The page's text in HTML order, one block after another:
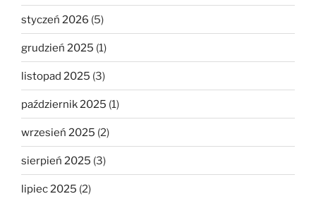
styczeń 2026 (5)
grudzień 2025 (1)
listopad 2025 (3)
październik 2025 (1)
wrzesień 2025 (2)
sierpień 2025 (3)
lipiec 2025 (2)